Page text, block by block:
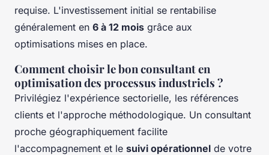
requise. L'investissement initial se rentabilise
généralement en 6 à 12 mois grâce aux
optimisations mises en place.
Comment choisir le bon consultant en
optimisation des processus industriels ?
Privilégiez l'expérience sectorielle, les références
clients et l'approche méthodologique. Un consultant
proche géographiquement facilite
l'accompagnement et le suivi opérationnel de votre